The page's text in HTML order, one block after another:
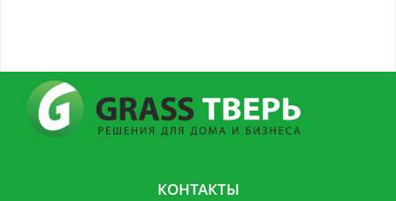
КОНТАКТЫ